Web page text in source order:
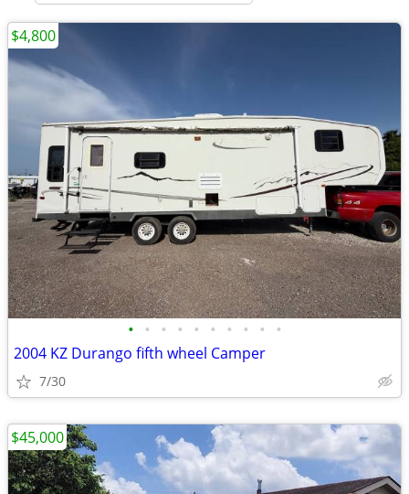
• • • • • • • • • •
2004 KZ Durango fifth wheel Camper
7/30
$4,800
$45,000